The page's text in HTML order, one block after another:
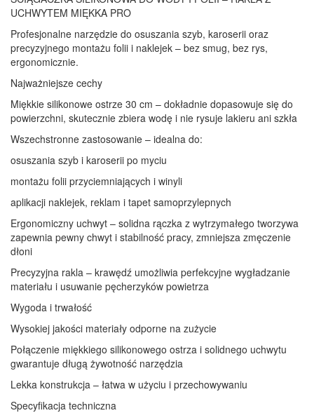
folii
UCHWYTEM MIĘKKA PRO
Profesjonalne narzędzie do osuszania szyb, karoserii oraz
precyzyjnego montażu folii i naklejek – bez smug, bez rys,
ergonomicznie.
Najważniejsze cechy
Miękkie silikonowe ostrze 30 cm – dokładnie dopasowuje się do
powierzchni, skutecznie zbiera wodę i nie rysuje lakieru ani szkła
Wszechstronne zastosowanie – idealna do:
osuszania szyb i karoserii po myciu
montażu folii przyciemniających i winyli
aplikacji naklejek, reklam i tapet samoprzylepnych
Ergonomiczny uchwyt – solidna rączka z wytrzymałego tworzywa
zapewnia pewny chwyt i stabilność pracy, zmniejsza zmęczenie
dłoni
Precyzyjna rakla – krawędź umożliwia perfekcyjne wygładzanie
materiału i usuwanie pęcherzyków powietrza
Wygoda i trwałość
Wysokiej jakości materiały odporne na zużycie
Połączenie miękkiego silikonowego ostrza i solidnego uchwytu
gwarantuje długą żywotność narzędzia
Lekka konstrukcja – łatwa w użyciu i przechowywaniu
Specyfikacja techniczna